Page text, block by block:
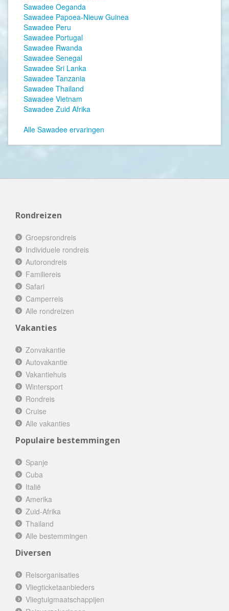
Sawadee Oeganda
Sawadee Papoea-Nieuw Guinea
Sawadee Peru
Sawadee Portugal
Sawadee Rwanda
Sawadee Senegal
Sawadee Sri Lanka
Sawadee Tanzania
Sawadee Thailand
Sawadee Vietnam
Sawadee Zuid Afrika
Alle Sawadee ervaringen
Rondreizen
Groepsrondreis
Individuele rondreis
Autorondreis
Familiereis
Safari
Camperreis
Alle rondreizen
Vakanties
Zonvakantie
Autovakantie
Vakantiehuis
Wintersport
Rondreis
Cruise
Alle vakanties
Populaire bestemmingen
Spanje
Cuba
Italië
Amerika
Zuid-Afrika
Thailand
Alle bestemmingen
Diversen
Reisorganisaties
Vliegticketaanbieders
Vliegtuigmaatschappijen